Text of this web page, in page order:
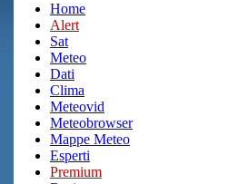
Home
Alert
Sat
Meteo
Dati
Clima
Meteovid
Meteobrowser
Mappe Meteo
Esperti
Premium